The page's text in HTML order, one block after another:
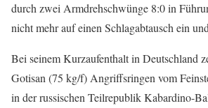
durch zwei Armdrehschwünge 8:0 in
nicht mehr auf einen Schlagabtausch ein
Bei seinem Kurzaufenthalt in Deutschland
Gotisan (75 kg/f) Angriffsringen vom
in der russischen Teilrepublik Kabardino-